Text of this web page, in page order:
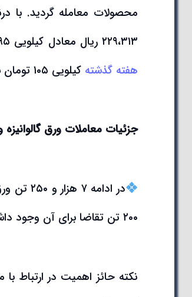
محصولات معامله گردید. با
۲۲۹،۳۱۳ ریال معادل کیلویی ۲۴،۹۹۵ تومان با احتساب مالیات ارزش افزوده انجام گرفت. قیمت پایانی نسبت به
هفته گذشته کیلویی ۱۰۵ تومان بالاتر از نرخ پایه ( ۲۲۸،۲۳۹ ریال ) تایید شد.
جزئیات معاملات ورق
۲۰۰ تن تقاضا برای آن وجود داشت که بدون هیچ رقابتی معاملات به پایان رسید.
نکته حائز اهمیت در